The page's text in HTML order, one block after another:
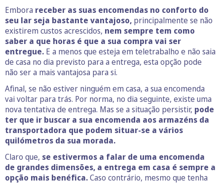
Embora receber as suas encomendas no conforto do
seu lar seja bastante vantajoso, principalmente se não
existirem custos acrescidos, nem sempre tem como
saber a que horas é que a sua compra vai ser
entregue. E a menos que esteja em teletrabalho e não saia
de casa no dia previsto para a entrega, esta opção pode
não ser a mais vantajosa para si.
Afinal, se não estiver ninguém em casa, a sua encomenda
vai voltar para trás. Por norma, no dia seguinte, existe uma
nova tentativa de entrega. Mas se a situação persistir, pode
ter que ir buscar a sua encomenda aos armazéns da
transportadora que podem situar-se a vários
quilómetros da sua morada.
Claro que, se estivermos a falar de uma encomenda
de grandes dimensões, a entrega em casa é sempre a
opção mais benéfica.Caso contrário, mesmo que tenha